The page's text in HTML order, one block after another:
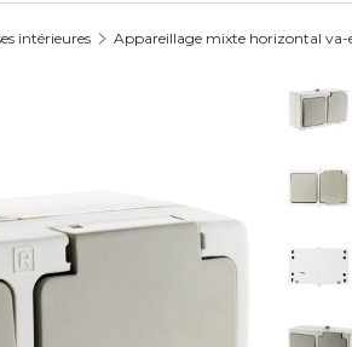
intérieures Appareillage mixte horizontal va-